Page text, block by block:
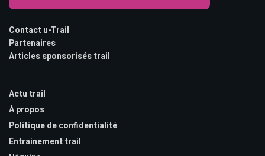
Contact u-Trail
Partenaires
Articles sponsorisés trail
Actu trail
À propos
Politique de confidentialité
Entrainement trail